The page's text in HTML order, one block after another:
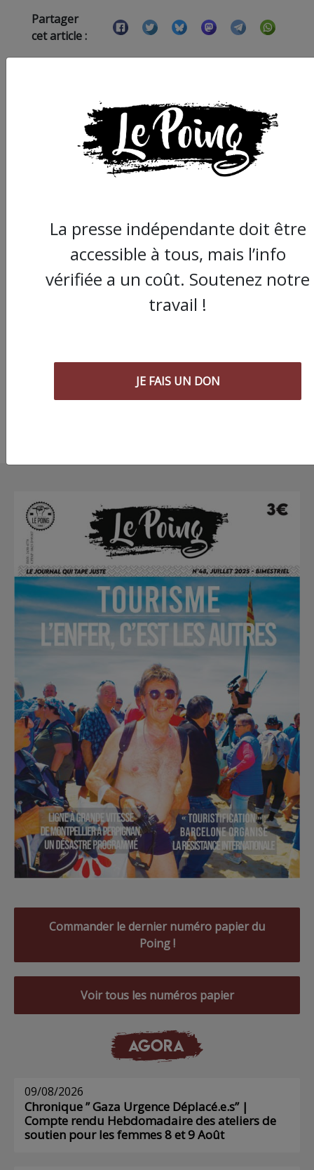
Partager
cet article :
ARTICLE SUIVANT :
Paris : les GJ contre la
Commander le dernier numéro papier du
Poing !
Voir tous les numéros papier
AGORA
09/08/2026
Chronique ” Gaza Urgence Déplacé.e.s” |
Compte rendu Hebdomadaire des ateliers de
soutien pour les femmes 8 et 9 Août
La presse indépendante doit être
accessible à tous, mais l’info
vérifiée a un coût. Soutenez notre
travail !
JE FAIS UN DON